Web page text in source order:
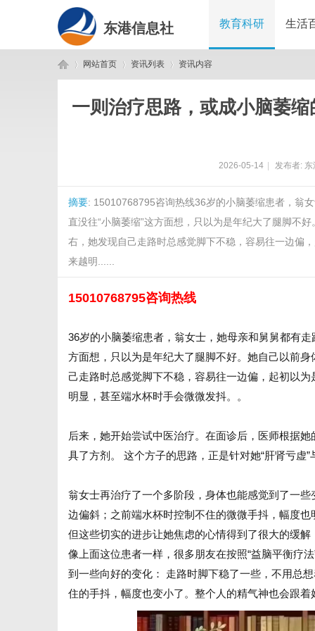
东港信息社 教育科研 生活
网站首页 资讯列表 资讯内容
一则治疗思路，或成小脑萎
2026-05-14 发布者: 东
摘要: 15010768795咨询热线36岁的小脑萎缩患者，翁
直没往“小脑萎缩”这方面想，只以为是年纪大了腿脚不
右，她发现自己走路时总感觉脚下不稳，容易往一边偏
来越明......
15010768795咨询热线
36岁的小脑萎缩患者，翁女士，她母亲和舅舅都有
方面想，只以为是年纪大了腿脚不好。她自己以前
己走路时总感觉脚下不稳，容易往一边偏，起初以
明显，甚至端水杯时手会微微发抖。
。
后来，她开始尝试中医治疗。在面诊后，医师根据
具了方剂。 这个方子的思路，正是针对她“肝肾亏虚”
翁女士再治疗了一个多阶段，身体也能感觉到了一
边偏斜；之前端水杯时控制不住的微微手抖，幅度
但这些切实的进步让她焦虑的心情得到了很大的缓
像上面这位患者一样，很多朋友在按照“益脑平衡疗
到一些向好的变化： 走路时脚下稳了一些，不用总
住的手抖，幅度也变小了。整个人的精气神也会跟